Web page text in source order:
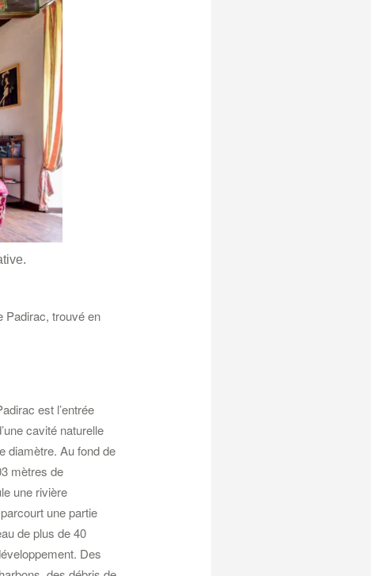
Padirac, trouvé en
est l’entrée
cavité naturelle
diamètre. Au fond de
mètres de
une rivière
une partie
de plus de 40
Des